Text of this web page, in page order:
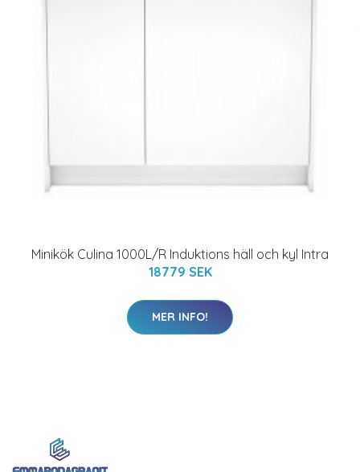
Minikök Culina 1000L/R Induktions häll och kyl Intra
18779 SEK
MER INFO!